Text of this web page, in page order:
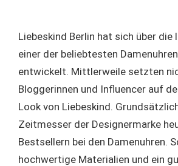
Liebeskind Berlin hat sich über
einer der beliebtesten
entwickelt. Mittlerweile setzten
Bloggerinnen und Influencer auf
Look von Liebeskind.
Zeitmesser der Designermarke
Bestsellern bei den Damenuhren.
hochwertige Materialien und ein